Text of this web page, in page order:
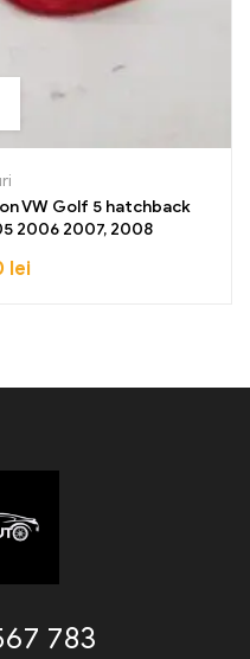
VW Golf 5 hatchback
2006 2007, 2008
lei
783